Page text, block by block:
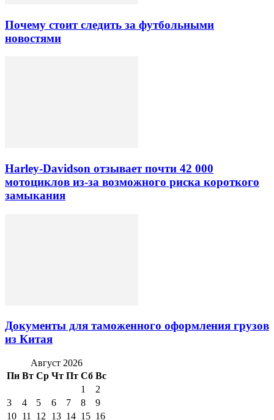
Почему стоит следить за футбольными
новостями
Harley-Davidson отзывает почти 42 000
мотоциклов из-за возможного риска короткого
замыкания
Документы для таможенного оформления грузов
из Китая
Август 2026
Пн Вт Ср Чт Пт Сб Вс
1
2
3
4 5 6 7 8
9
10 11 12 13 14 15 16